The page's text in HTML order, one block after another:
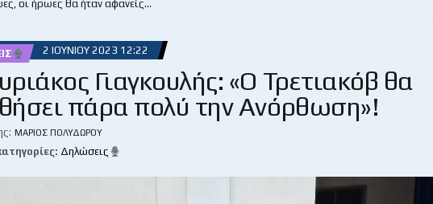
οι ήρωες θα ήταν αφανείς…
2 ΙΟΥΝΊΟΥ 2023 12:22
Γιαγκουλής: «Ο Τρετιακόβ θα
πάρα πολύ την Ανόρθωση»!
ΜΆΡΙΟΣ ΠΟΛΥΔΏΡΟΥ
Δηλώσεις